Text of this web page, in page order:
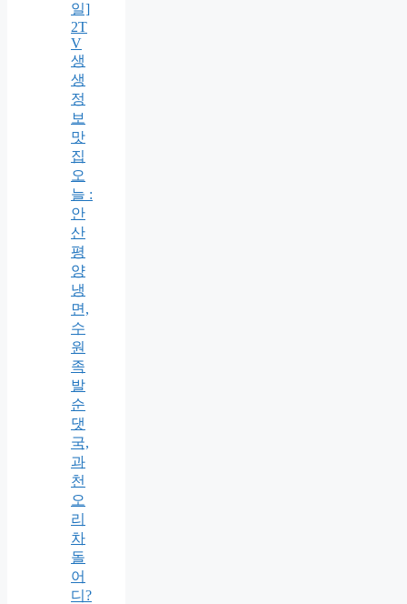
일]
2T
V
생
생
정
보
맛
집
오
늘 :
안
산
평
양
냉
면,
수
원
족
발
순
댓
국,
과
천
오
리
차
돌
어
디?